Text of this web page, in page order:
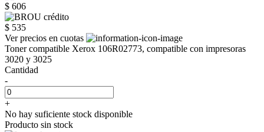
$ 606
$ 535
Ver precios en cuotas
Toner compatible Xerox 106R02773, compatible con impresoras
3020 y 3025
Cantidad
-
+
No hay suficiente stock disponible
Producto sin stock